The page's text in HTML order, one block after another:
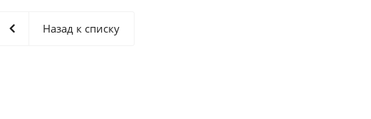
Назад к списку